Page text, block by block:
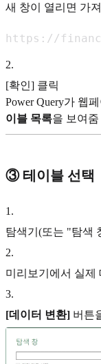
새 창이 열리면 가
https://
2.
[확인] 클릭
Power Query가 웹
이블 목록을 보여줌
③ 테이블 선택
1 .
탐색기(또는 "탐색
2.
미리보기에서 실제
3.
[데이터 변환] 버튼